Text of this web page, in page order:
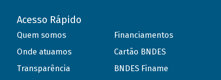
Acesso Rápido
Quem somos
Onde atuamos
Transparência
Financiamentos
Cartão BNDES
BNDES Finame